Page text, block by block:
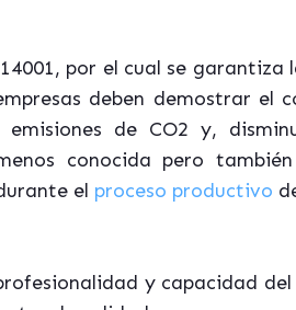
por el cual se
deben demostrar el
de CO2 y,
conocida pero
el proceso productivo
y capacidad